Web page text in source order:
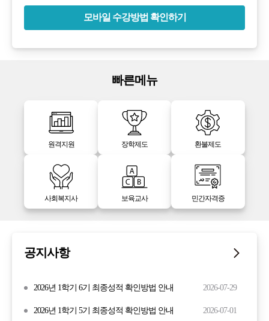
모바일 수강방법 확인하기
빠른메뉴
원격지원 장학제도 환불제도
사회복지사 보육교사 민간자격증
공지사항
2026년 1학기 6기 최종성적 확인방법 안내 2026-07-29
2026년 1학기 5기 최종성적 확인방법 안내 2026-07-01